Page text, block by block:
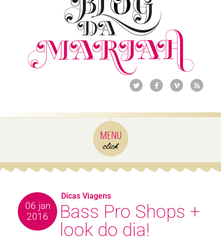
06 jan
2016
Bass Pro Shops +
look do dia!
Dicas Viagens